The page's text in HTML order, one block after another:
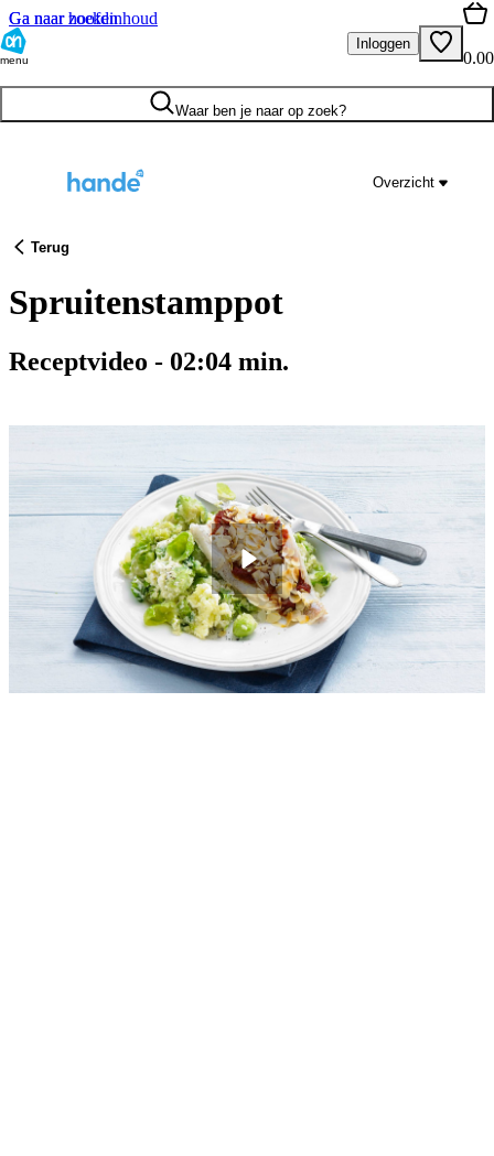
Ga naar hoofdinhoud
Ga naar zoeken
menu
Inloggen
0.00
Waar ben je naar op zoek?
Overzicht
Terug
Spruitenstamppot
Receptvideo - 02:04 min.